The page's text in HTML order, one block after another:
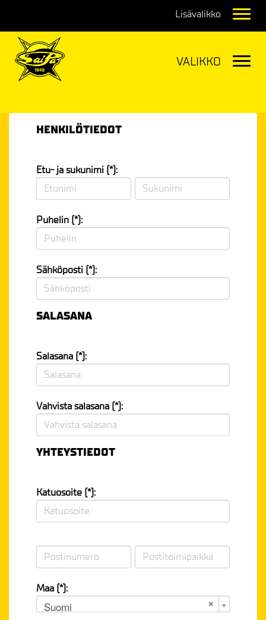
HENKILÖTIEDOT
Etu- ja sukunimi (*):
Puhelin (*):
Sähköposti (*):
SALASANA
Salasana (*):
Vahvista salasana (*):
YHTEYSTIEDOT
Katuosoite (*):
Maa (*):
Suomi